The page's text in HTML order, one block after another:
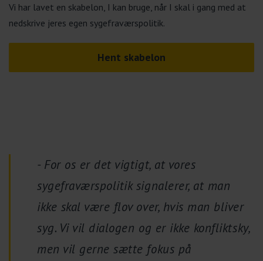
Vi har lavet en skabelon, I kan bruge, når I skal i gang med at
nedskrive jeres egen sygefraværspolitik.
Hent skabelon
- For os er det vigtigt, at vores
sygefraværspolitik signalerer, at man
ikke skal være flov over, hvis man bliver
syg. Vi vil dialogen og er ikke konfliktsky,
men vil gerne sætte fokus på